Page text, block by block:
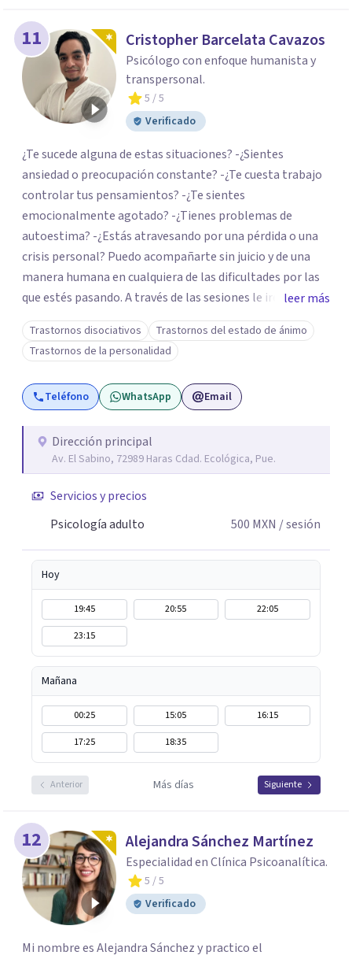
11 Cristopher Barcelata Cavazos
Psicólogo con enfoque humanista y
transpersonal.
5 / 5
Verificado
¿Te sucede alguna de estas situaciones? -¿Sientes
ansiedad o preocupación constante? -¿Te cuesta trabajo
controlar tus pensamientos? -¿Te sientes
emocionalmente agotado? -¿Tienes problemas de
autoestima? -¿Estás atravesando por una pérdida o una
crisis personal? Puedo acompañarte sin juicio y de una
manera humana en cualquiera de las dificultades por las
que estés pasando. A través de las sesiones le iremos
poniendo nombre a esas cosas que te suceden y buscando
alternativas para poder enfrentarlas. Poseo más de 20
años de experiencia acompañando a las personas en sus
diversos procesos. Puedes preguntarme cualquier duda
que tengas. Será un placer coincidir y acompañarte en
leer más
Trastornos disociativos
Trastornos del estado de ánimo
Trastornos de la personalidad
Teléfono WhatsApp Email
Dirección principal
Av. El Sabino, 72989 Haras Cdad. Ecológica, Pue.
Servicios y precios
Psicología adulto
500 MXN / sesión
Hoy
19:45 20:55
22:05
23:15
Mañana
00:25 15:05
16:15
17:25
18:35
Anterior Más días Siguiente
12 Alejandra Sánchez Martínez
Especialidad en Clínica Psicoanalítica.
5 / 5
Verificado
Mi nombre es Alejandra Sánchez y practico el